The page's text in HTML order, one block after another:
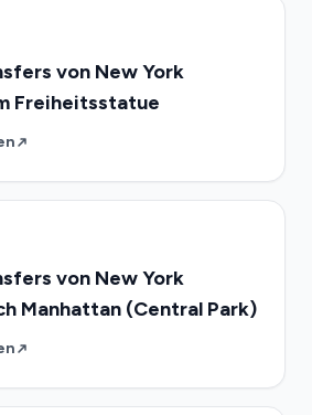
von New York
Freiheitsstatue
von New York
Manhattan (Central Park)